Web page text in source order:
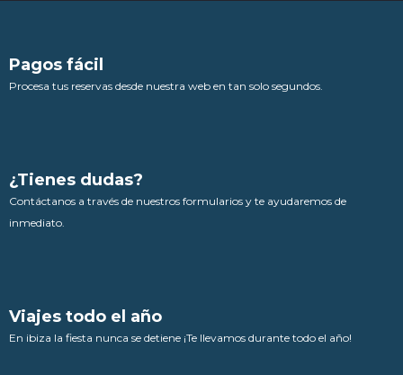
Pagos fácil
Procesa tus reservas desde nuestra web en tan solo segundos.
¿Tienes dudas?
Contáctanos a través de nuestros formularios y te ayudaremos de
inmediato.
Viajes todo el año
En ibiza la fiesta nunca se detiene ¡Te llevamos durante todo el año!